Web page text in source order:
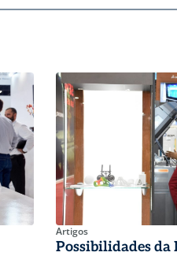
Artigos
Possibilidades